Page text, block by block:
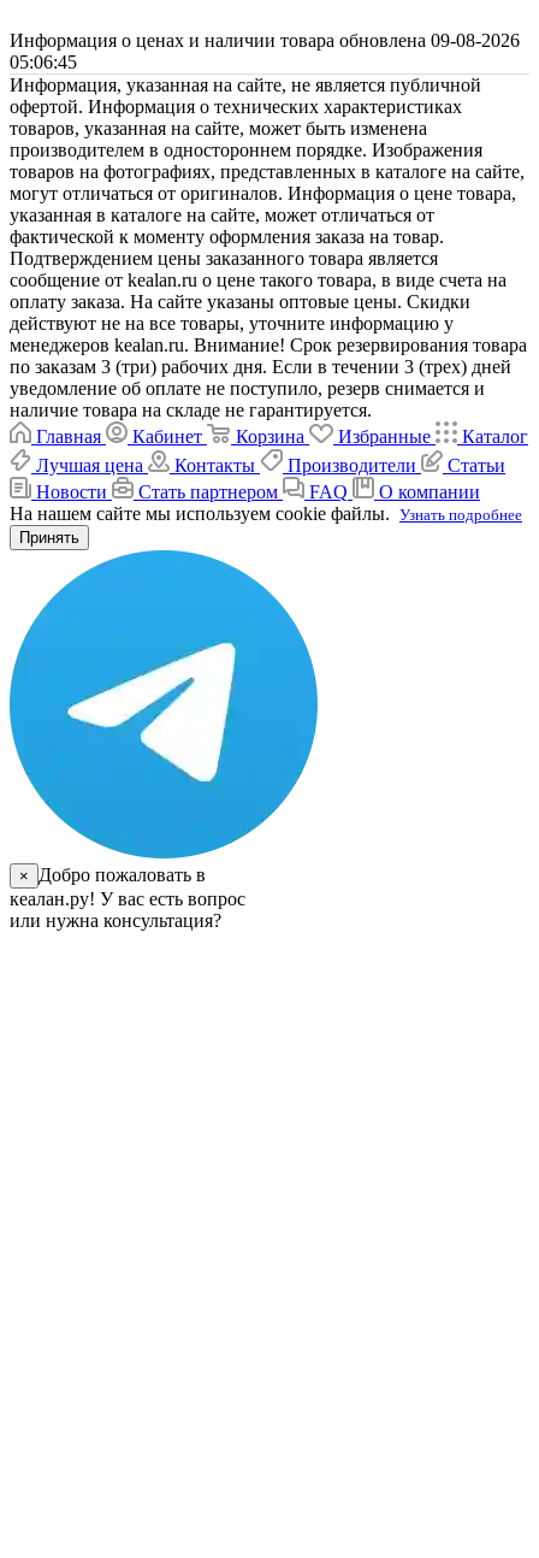
Информация о ценах и наличии товара обновлена 09-08-2026
05:06:45
Информация, указанная на сайте, не является публичной
офертой. Информация о технических характеристиках
товаров, указанная на сайте, может быть изменена
производителем в одностороннем порядке. Изображения
товаров на фотографиях, представленных в каталоге на сайте,
могут отличаться от оригиналов. Информация о цене товара,
указанная в каталоге на сайте, может отличаться от
фактической к моменту оформления заказа на товар.
Подтверждением цены заказанного товара является
сообщение от kealan.ru о цене такого товара, в виде счета на
оплату заказа. На сайте указаны оптовые цены. Скидки
действуют не на все товары, уточните информацию у
менеджеров kealan.ru. Внимание! Срок резервирования товара
по заказам 3 (три) рабочих дня. Если в течении 3 (трех) дней
уведомление об оплате не поступило, резерв снимается и
наличие товара на складе не гарантируется.
Главная
Кабинет Корзина Избранные
Каталог
Лучшая цена
Контакты Производители
Статьи
Новости
Стать партнером FAQ
О компании
На нашем сайте мы используем cookie файлы. Узнать подробнее
Принять
×
Добро пожаловать в
кеалан.ру! У вас есть вопрос
или нужна консультация?